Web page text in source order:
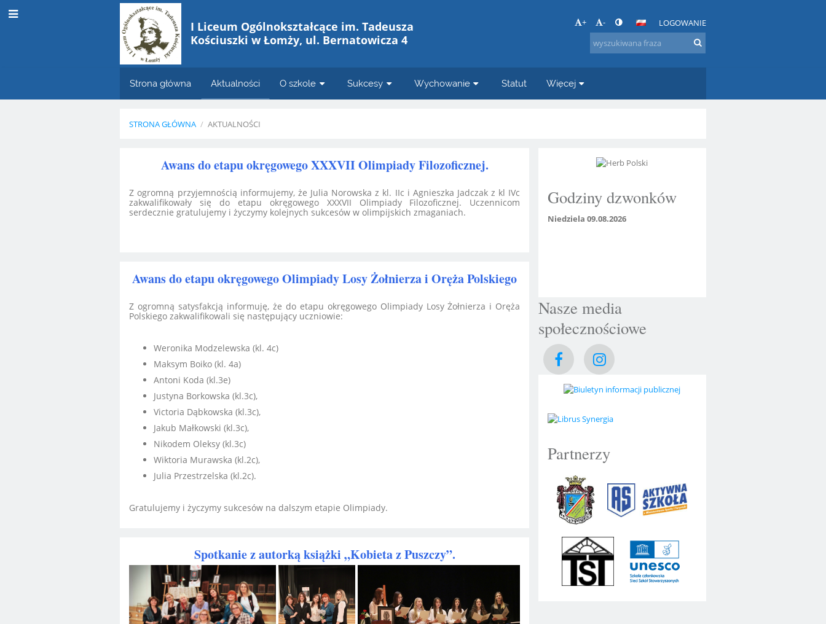
I Liceum Ogólnokształcące im. Tadeusza
Kościuszki w Łomży, ul. Bernatowicza 4
+ - LOGOWANIE
Strona główna Aktualności O szkole Sukcesy Wychowanie Statut Więcej
STRONA GŁÓWNA / AKTUALNOŚCI
Aktualności
Awans do etapu okręgowego XXXVII Olimpiady Filozoficznej.
Z ogromną przyjemnością informujemy, że Julia Norowska z kl. IIc i Agnieszka Jadczak z kl IVc
zakwalifikowały się do etapu okręgowego XXXVII Olimpiady Filozoficznej. Uczennicom
serdecznie gratulujemy i życzymy kolejnych sukcesów w olimpijskich zmaganiach.
Awans do etapu okręgowego Olimpiady Losy Żołnierza i Oręża Polskiego
Z ogromną satysfakcją informuję, że do etapu okręgowego Olimpiady Losy Żołnierza i Oręża
Polskiego zakwalifikowali się następujący uczniowie:
Weronika Modzelewska (kl. 4c)
Maksym Boiko (kl. 4a)
Antoni Koda (kl.3e)
Justyna Borkowska (kl.3c),
Victoria Dąbkowska (kl.3c),
Jakub Małkowski (kl.3c),
Nikodem Oleksy (kl.3c)
Wiktoria Murawska (kl.2c),
Julia Przestrzelska (kl.2c).
Gratulujemy i życzymy sukcesów na dalszym etapie Olimpiady.
Spotkanie z autorką książki „Kobieta z Puszczy”.
Godziny dzwonków
Niedziela 09.08.2026
Nasze media
społecznościowe
Partnerzy